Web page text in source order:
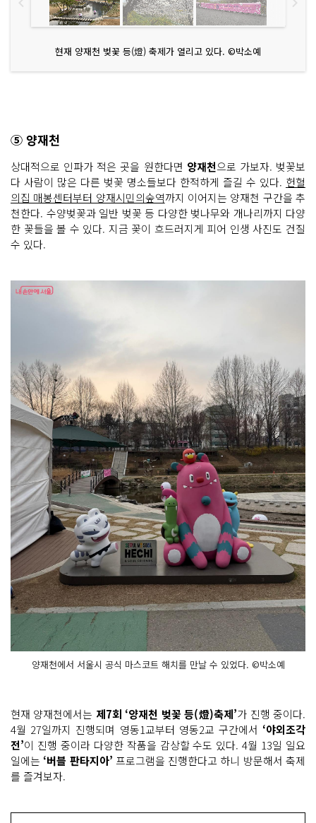
현재 양재천 벚꽃 등(燈) 축제가 열리고 있다. ©박소예
⑤ 양재천
상대적으로 인파가 적은 곳을 원한다면 양재천으로 가보자. 벚꽃보
다 사람이 많은 다른 벚꽃 명소들보다 한적하게 즐길 수 있다. 헌혈
의집 매봉센터부터 양재시민의숲역까지 이어지는 양재천 구간을 추
천한다. 수양벚꽃과 일반 벚꽃 등 다양한 벚나무와 개나리까지 다양
한 꽃들을 볼 수 있다. 지금 꽃이 흐드러지게 피어 인생 사진도 건질
수 있다.
양재천에서 서울시 공식 마스코트 해치를 만날 수 있었다. ©박소예
현재 양재천에서는 제7회 ‘양재천 벚꽃 등(燈)축제’가 진행 중이다.
4월 27일까지 진행되며 영동1교부터 영동2교 구간에서 ‘야외조각
전’이 진행 중이라 다양한 작품을 감상할 수도 있다. 4월 13일 일요
일에는 ‘버블 판타지아’ 프로그램을 진행한다고 하니 방문해서 축제
를 즐겨보자.